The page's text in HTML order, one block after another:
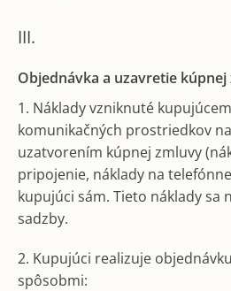
III.
Objednávka a uzavretie
1. Náklady vzniknuté
komunikačných prostriedkov
uzatvorením kúpnej zmluvy
pripojenie, náklady na
kupujúci sám. Tieto náklady sa
sadzby.
2. Kupujúci realizuje
spôsobmi: